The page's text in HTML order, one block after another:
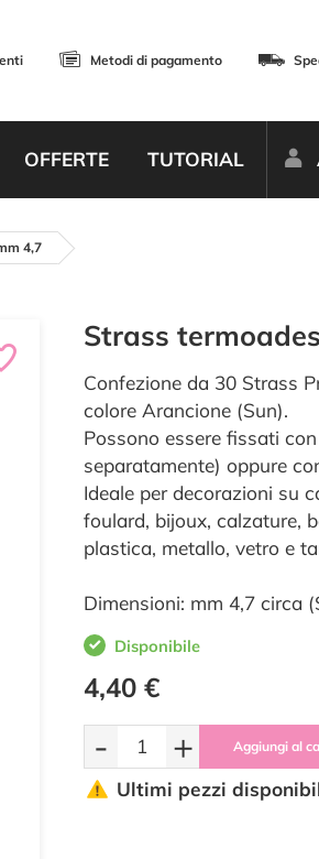
Metodi di pagamento
OFFERTE TUTORIAL
4,7
Strass
Confezione da 30 Strass
colore Arancione (Sun).
Possono essere fissati
separatamente) oppure
Ideale per decorazioni su
foulard, bijoux, calzature,
plastica, metallo, vetro e
Dimensioni: mm 4,7 circa
Disponibile
4,40 €
- + Aggiungi al
Ultimi pezzi